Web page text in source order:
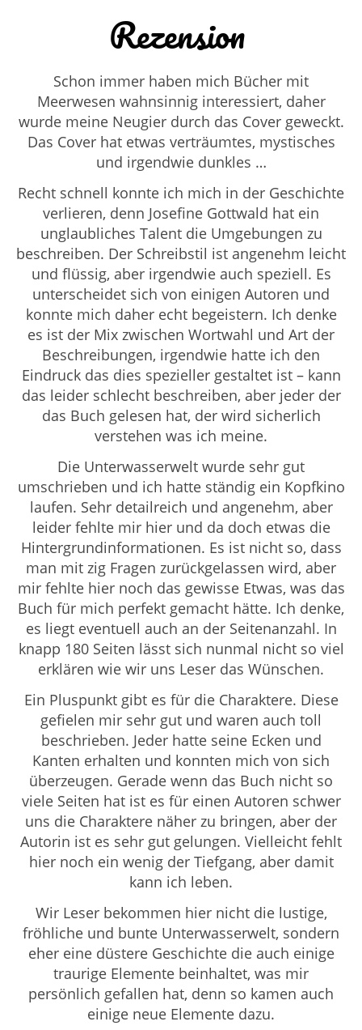
Rezension
Schon immer haben mich Bücher mit
Meerwesen wahnsinnig interessiert, daher
wurde meine Neugier durch das Cover geweckt.
Das Cover hat etwas verträumtes, mystisches
und irgendwie dunkles …
Recht schnell konnte ich mich in der Geschichte
verlieren, denn Josefine Gottwald hat ein
unglaubliches Talent die Umgebungen zu
beschreiben. Der Schreibstil ist angenehm leicht
und flüssig, aber irgendwie auch speziell. Es
unterscheidet sich von einigen Autoren und
konnte mich daher echt begeistern. Ich denke
es ist der Mix zwischen Wortwahl und Art der
Beschreibungen, irgendwie hatte ich den
Eindruck das dies spezieller gestaltet ist – kann
das leider schlecht beschreiben, aber jeder der
das Buch gelesen hat, der wird sicherlich
verstehen was ich meine.
Die Unterwasserwelt wurde sehr gut
umschrieben und ich hatte ständig ein Kopfkino
laufen. Sehr detailreich und angenehm, aber
leider fehlte mir hier und da doch etwas die
Hintergrundinformationen. Es ist nicht so, dass
man mit zig Fragen zurückgelassen wird, aber
mir fehlte hier noch das gewisse Etwas, was das
Buch für mich perfekt gemacht hätte. Ich denke,
es liegt eventuell auch an der Seitenanzahl. In
knapp 180 Seiten lässt sich nunmal nicht so viel
erklären wie wir uns Leser das Wünschen.
Ein Pluspunkt gibt es für die Charaktere. Diese
gefielen mir sehr gut und waren auch toll
beschrieben. Jeder hatte seine Ecken und
Kanten erhalten und konnten mich von sich
überzeugen. Gerade wenn das Buch nicht so
viele Seiten hat ist es für einen Autoren schwer
uns die Charaktere näher zu bringen, aber der
Autorin ist es sehr gut gelungen. Vielleicht fehlt
hier noch ein wenig der Tiefgang, aber damit
kann ich leben.
Wir Leser bekommen hier nicht die lustige,
fröhliche und bunte Unterwasserwelt, sondern
eher eine düstere Geschichte die auch einige
traurige Elemente beinhaltet, was mir
persönlich gefallen hat, denn so kamen auch
einige neue Elemente dazu.